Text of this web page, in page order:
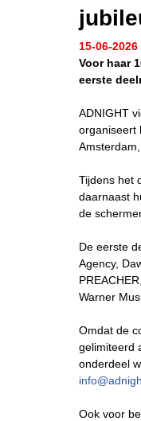
15-06-
Voor haar
eerste
ADNIGHT
organiseert
Tijdens het
daarnaast
de
De eerste
Agency,
Warner
Omdat de
gelimiteerd
onderdeel
Ook voor